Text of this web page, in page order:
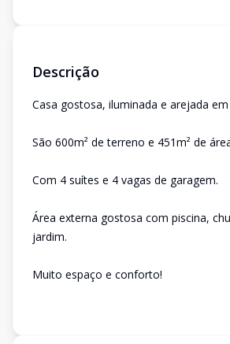
Descrição
Casa gostosa, iluminada e arejada
São 600m² de terreno e 451m² de
Com 4 suítes e 4 vagas de garagem.
Área externa gostosa com piscina,
jardim.
Muito espaço e conforto!